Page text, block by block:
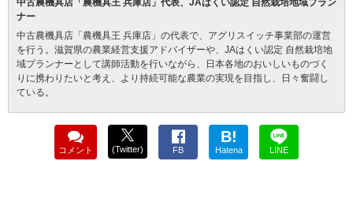
中古農機具店「農機具王 兵庫店」代表、JAはくい認定 自然栽培地域プラン
ナー
中古農機具店「農機具王 兵庫店」の代表で、アグリスイッチ事業部の運営
を行う。滋賀県の農業経営支援アドバイザーや、JAはくい認定 自然栽培地
域プランナーとして講師活動を行いながら、日本各地のおいしいものづく
りに携わりたいと考え、より持続可能な農業の実現を目指し、日々奮闘し
ている。
コメント (Twitter) FB
B!
Hatena LINE